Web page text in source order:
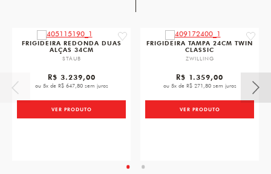
favorite
FRIGIDEIRA REDONDA DUAS
ALÇAS 34CM
STAUB
R$ 3.239,00
ou 5x de R$ 647,80 sem juros
VER PRODUTO
FRIGIDEIRA TAMPA 24CM TWIN
CLASSIC
ZWILLING
R$ 1.359,00
ou 5x de R$ 271,80 sem juros
VER PRODUTO